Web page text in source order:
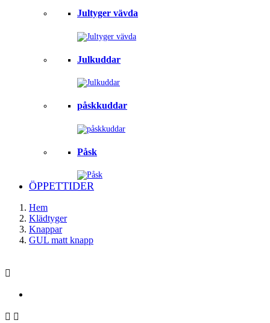
Jultyger vävda
Julkuddar
påskkuddar
Påsk
ÖPPETTIDER
Hem
Klädtyger
Knappar
GUL matt knapp

 